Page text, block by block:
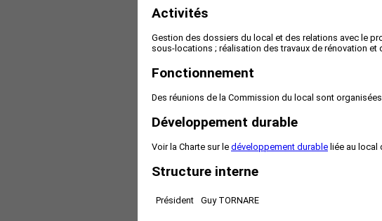
Activités
Gestion des dossiers du local et des relations avec le
sous-locations ; réalisation des travaux de rénovation et
Fonctionnement
Des réunions de la Commission du local sont
Développement durable
Voir la Charte sur le développement durable liée au local
Structure interne
Président Guy TORNARE